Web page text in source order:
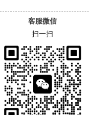
客服微信
扫一扫